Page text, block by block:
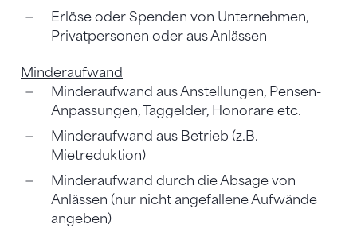
Erlöse oder Spenden von Unternehmen,
Privatpersonen oder aus Anlässen
Minderaufwand
Minderaufwand aus Anstellungen, Pensen-
Anpassungen, Taggelder, Honorare etc.
Minderaufwand aus Betrieb (z.B.
Mietreduktion)
Minderaufwand durch die Absage von
Anlässen (nur nicht angefallene Aufwände
angeben)